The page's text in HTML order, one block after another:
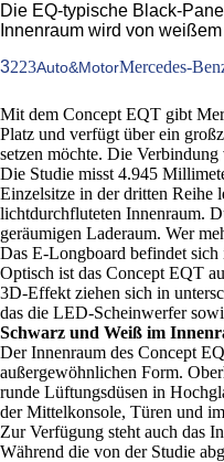
Die EQ-typische Black-
Innenraum wird von
3223Auto&MotorMercedes-
Mit dem Concept EQT gibt
Platz und verfügt über ein
setzen möchte. Die
Die Studie misst 4.945
Einzelsitze in der dritten Reihe
lichtdurchfluteten Innenraum.
geräumigen Laderaum. Wer
Das E-Longboard befindet sich
Optisch ist das Concept EQT
3D-Effekt ziehen sich in
das die LED-Scheinwerfer
Schwarz und Weiß im
Der Innenraum des Concept
außergewöhnlichen Form.
runde Lüftungsdüsen in
der Mittelkonsole, Türen und
Zur Verfügung steht auch das
Während die von der Studie